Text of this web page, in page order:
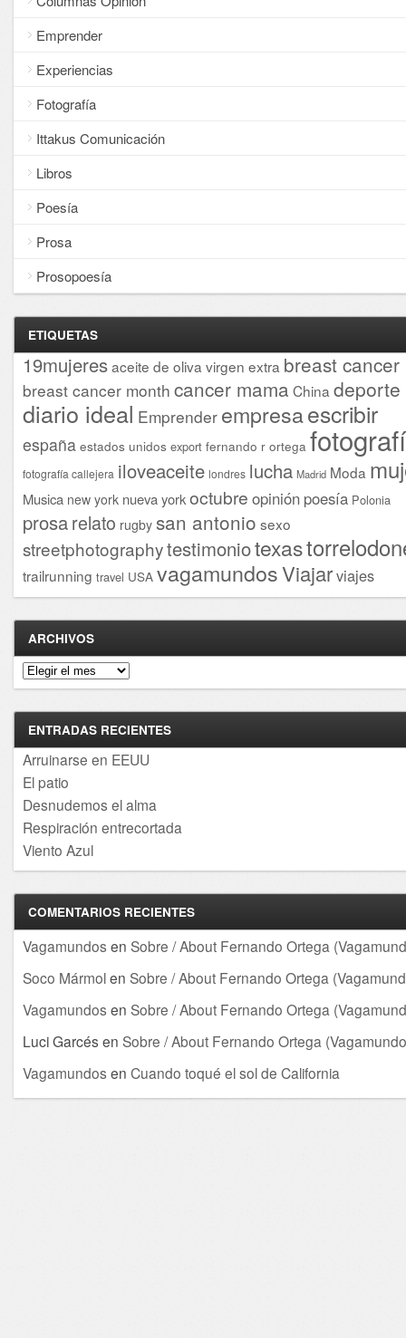
Emprender
Experiencias
Fotografía
Ittakus Comunicación
Libros
Poesía
Prosa
Prosopoesía
ETIQUETAS
19mujeresaceite de oliva virgen extra breast cancer
breast cancer month cancer mama China deporte
diario ideal Emprender empresaescribir
españa estados unidos export fernando r ortega
fotografía callejera iloveaceite londres lucha Madrid Moda
Musica new york nueva yorkoctubre opinión poesía Polonia
prosarelato rugby san antonio sexo
streetphotographytestimoniotexas
trailrunning travel USA vagamundosViajarviajes
ARCHIVOS
Archivos
ENTRADAS RECIENTES
Arruinarse en EEUU
El patio
Desnudemos el alma
Respiración entrecortada
Viento Azul
COMENTARIOS RECIENTES
Vagamundos en Sobre / About Fernando Ortega
Soco Mármolen Sobre / About Fernando Ortega
Vagamundos en Sobre / About Fernando Ortega
Luci Garcés en Sobre / About Fernando Ortega
Vagamundos en Cuando toqué el sol de California